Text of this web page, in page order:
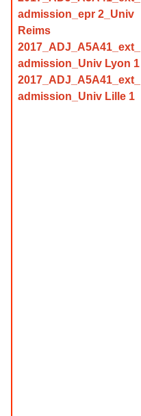
admission_epr 2_Univ
Reims
2017_ADJ_A5A41_ext_
admission_Univ Lyon 1
2017_ADJ_A5A41_ext_
admission_Univ Lille 1